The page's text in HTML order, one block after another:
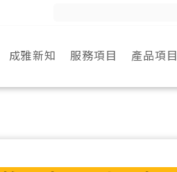
成雅新知 服務項目 產品項目